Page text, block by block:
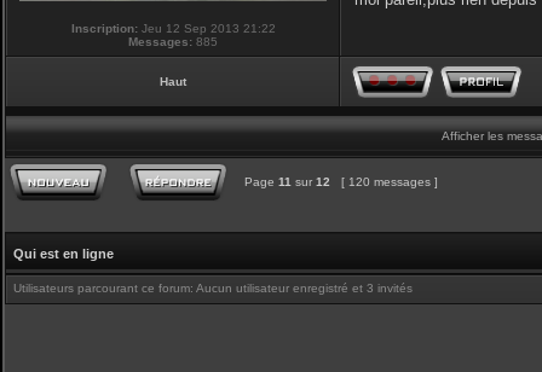
Inscription:Jeu 12 Sep 2013 21:22
Messages: 885
Haut
Afficher les
Page 11 sur 12 [ 120 messages ]
Qui est en ligne
Utilisateurs parcourant ce forum: Aucun utilisateur enregistré et 3 invités